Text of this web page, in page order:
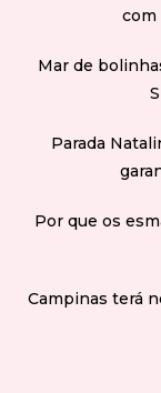
com
Mar de
Parada
Por que os
Campinas terá